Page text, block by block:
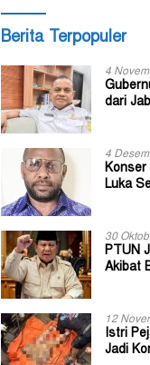
Berita Terpopuler
4
dari
4
Konser
Luka
30
PTUN
Akibat
12
Istri
Jadi